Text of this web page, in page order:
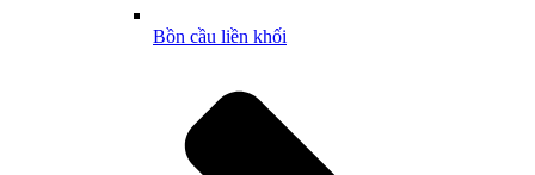
Bồn cầu liền khối